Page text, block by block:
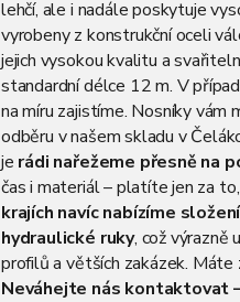
lehčí, ale i nadále poskytuje
vyrobeny z konstrukční oceli
jejich vysokou kvalitu a
standardní délce 12 m. V
na míru zajistíme. Nosníky
odběru v našem skladu v
je rádi nařežeme přesně na
čas i materiál – platíte jen za
krajích navíc nabízíme
hydraulické ruky, což výrazně
profilů a větších zakázek. Máte
Neváhejte nás kontaktovat